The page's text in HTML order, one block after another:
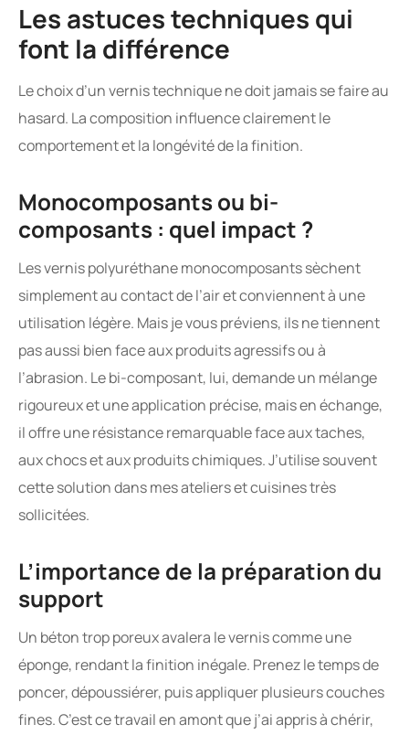
Les astuces techniques qui
font la différence
Le choix d’un vernis technique ne doit jamais se faire au
hasard. La composition influence clairement le
comportement et la longévité de la finition.
Monocomposants ou bi-
composants : quel impact ?
Les vernis polyuréthane monocomposants sèchent
simplement au contact de l’air et conviennent à une
utilisation légère. Mais je vous préviens, ils ne tiennent
pas aussi bien face aux produits agressifs ou à
l’abrasion. Le bi-composant, lui, demande un mélange
rigoureux et une application précise, mais en échange,
il offre une résistance remarquable face aux taches,
aux chocs et aux produits chimiques. J’utilise souvent
cette solution dans mes ateliers et cuisines très
sollicitées.
L’importance de la préparation du
support
Un béton trop poreux avalera le vernis comme une
éponge, rendant la finition inégale. Prenez le temps de
poncer, dépoussiérer, puis appliquer plusieurs couches
fines. C’est ce travail en amont que j’ai appris à chérir,